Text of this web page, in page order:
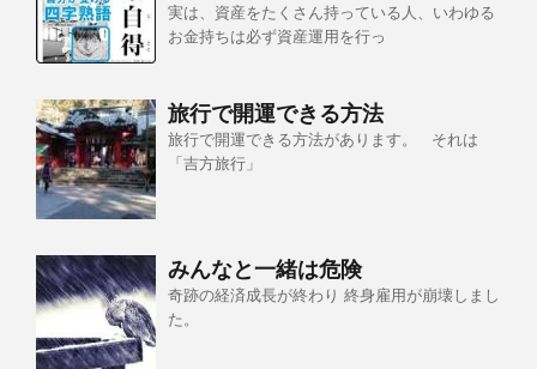
実は、資産をたくさん持っている人、いわゆる
お金持ちは必ず資産運用を行っ
旅行で開運できる方法
旅行で開運できる方法があります。 それは
「吉方旅行」
みんなと一緒は危険
奇跡の経済成長が終わり 終身雇用が崩壊しまし
た。